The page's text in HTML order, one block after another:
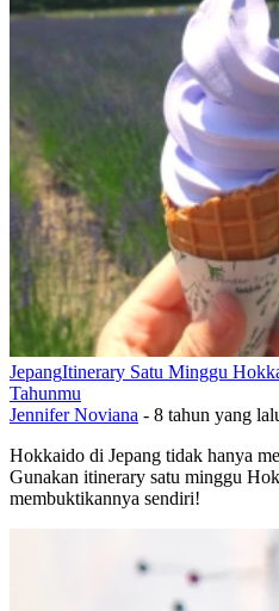
JepangItinerary Satu Minggu
Tahunmu
Jennifer Noviana - 8 tahun yang
Hokkaido di Jepang tidak hanya
Gunakan itinerary satu minggu
membuktikannya sendiri!